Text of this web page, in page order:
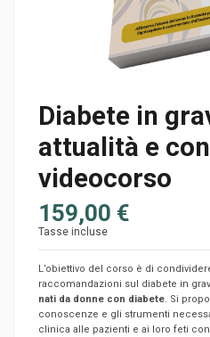
Diabete in
attualità e
videocorso
159,00 €
Tasse incluse
L’obiettivo del corso è di
raccomandazioni sul diabete in
nati da donne con diabete. Si
conoscenze e gli strumenti
clinica alle pazienti e ai loro feti